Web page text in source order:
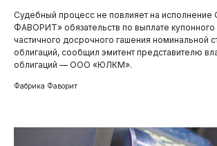
Судебный процесс не повлияет на
ФАВОРИТ» обязательств по выплате
частичного досрочного гашения номинальной
облигаций, сообщил эмитент представителю
облигаций — ООО «ЮЛКМ».
Фабрика Фаворит